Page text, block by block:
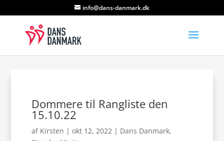
info@dans-danmark.dk
Dommere til Rangliste den
15.10.22
af Kirsten | okt 12, 2022| Dans Danmark,